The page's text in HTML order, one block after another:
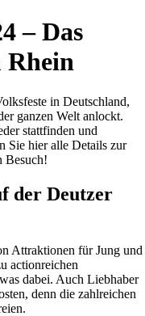
– Das
Rhein
in Deutschland,
ganzen Welt anlockt.
stattfinden und
Sie hier alle Details zur
Besuch!
der Deutzer
Attraktionen für Jung und
actionreichen
dabei. Auch Liebhaber
denn die zahlreichen